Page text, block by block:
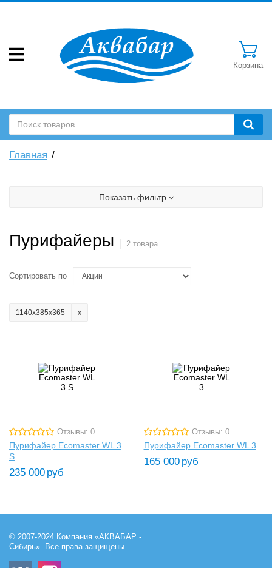
Корзина
Главная
Показать фильтр
Пурифайеры 2 товара
Сортировать по
1140х385х365
Отзывы: 0
Пурифайер Ecomaster WL 3
S
235 000 руб
Отзывы: 0
Пурифайер Ecomaster WL 3
165 000 руб
© 2007-2024 Компания «АКВАБАР -
Сибирь». Все права защищены.